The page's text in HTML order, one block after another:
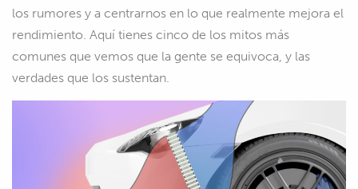
los rumores y a centrarnos en lo que realmente mejora el
rendimiento. Aquí tienes cinco de los mitos más
comunes que vemos que la gente se equivoca, y las
verdades que los sustentan.